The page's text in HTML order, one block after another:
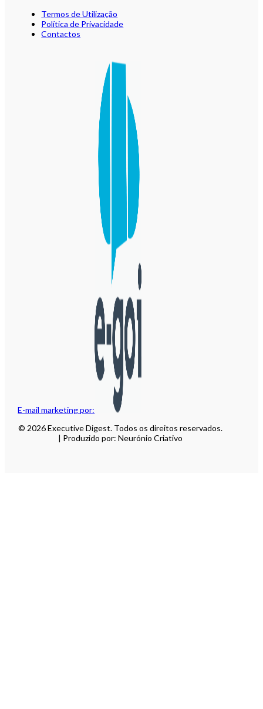
E-mail marketing por:
Termos de Utilização
Política de Privacidade
Contactos
© 2026 Executive Digest. Todos os direitos reservados.
| Produzido por: Neurónio Criativo